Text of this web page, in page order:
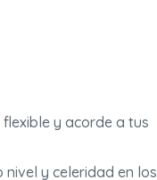
y acorde a tus
y celeridad en los